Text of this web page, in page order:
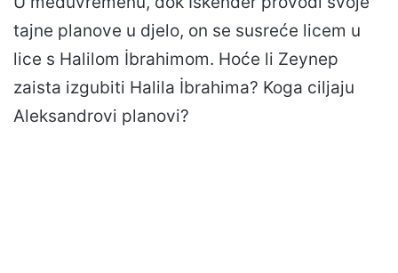
tajne planove u djelo, on se susreće licem u
lice s Halilom İbrahimom. Hoće li Zeynep
zaista izgubiti Halila İbrahima? Koga ciljaju
Aleksandrovi planovi?